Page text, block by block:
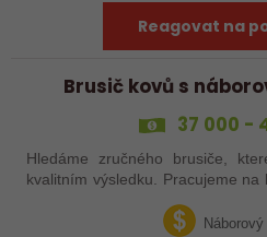
Reagovat na
Brusič kovů s
37 000 -
Hledáme zručného brusiče,
kvalitním výsledku. Pracujeme na
plocho nebo kulato – nebo…